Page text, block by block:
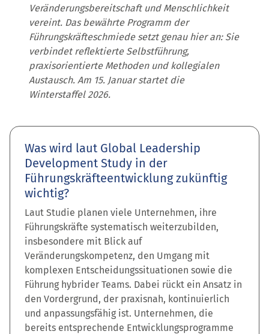
Veränderungsbereitschaft und Menschlichkeit
vereint. Das bewährte Programm der
Führungskräfteschmiede setzt genau hier an: Sie
verbindet reflektierte Selbstführung,
praxisorientierte Methoden und kollegialen
Austausch. Am 15. Januar startet die
Winterstaffel 2026.
Was wird laut Global Leadership
Development Study in der
Führungskräfteentwicklung zukünftig
wichtig?
Laut Studie planen viele Unternehmen, ihre
Führungskräfte systematisch weiterzubilden,
insbesondere mit Blick auf
Veränderungskompetenz, den Umgang mit
komplexen Entscheidungssituationen sowie die
Führung hybrider Teams. Dabei rückt ein Ansatz in
den Vordergrund, der praxisnah, kontinuierlich
und anpassungsfähig ist. Unternehmen, die
bereits entsprechende Entwicklungsprogramme